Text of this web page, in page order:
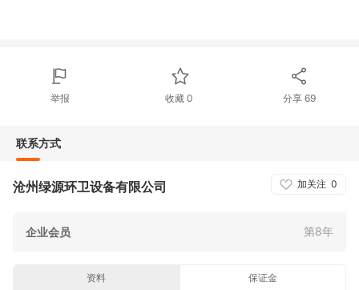
举报 收藏0 分享 69
联系方式
加关注 0
沧州绿源环卫设备有限公司
企业会员 第8年
资料 保证金